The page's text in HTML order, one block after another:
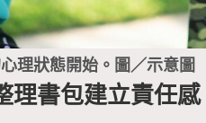
理狀態開始。圖／示意圖
理書包建立責任感